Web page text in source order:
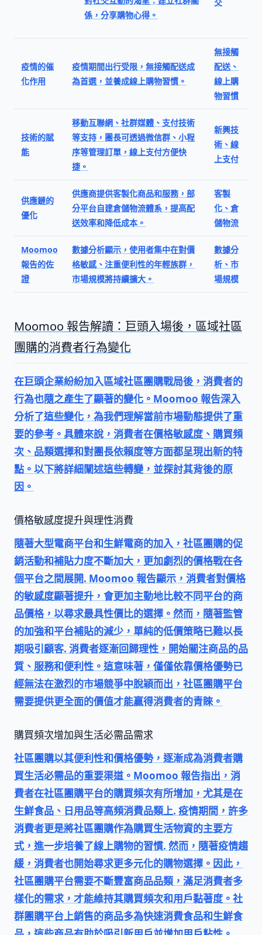
係，分享購物心得。
疫情的催
化作用
疫情期間出行受限，無接觸配送成
為首選，並養成線上購物習慣。
無接觸
配送、
線上購
物習慣
技術的賦
能
移動互聯網、社群媒體、支付技術
等支持，團長可透過微信群、小程
序等管理訂單，線上支付方便快
捷。
新興技
術、線
上支付
供應鏈的
優化
供應商提供客製化商品和服務，部
分平台自建倉儲物流體系，提高配
送效率和降低成本。
客製
化、倉
儲物流
Moomoo
報告的佐
證
數據分析顯示，使用者集中在對價
格敏感、注重便利性的年輕族群，
市場規模將持續擴大。
數據分
析、市
場規模
Moomoo 報告解讀：巨頭入場後，區域社區
團購的消費者行為變化
在巨頭企業紛紛加入區域社區團購戰局後，消費者的
行為也隨之產生了顯著的變化。Moomoo 報告深入
分析了這些變化，為我們理解當前市場動態提供了重
要的參考。具體來說，消費者在價格敏感度 、 購買頻
次 、 品類選擇和對團長依賴度等方面都呈現出新的特
點。以下將詳細闡述這些轉變，並探討其背後的原
因。
價格敏感度提升與理性消費
隨著大型電商平台和生鮮電商的加入，社區團購的促
銷活動和補貼力度不斷加大，更加劇烈的價格戰在各
個平台之間展開. Moomoo 報告顯示，消費者對價格
的敏感度顯著提升，會更加主動地比較不同平台的商
品價格，以尋求最具性價比的選擇。然而，隨著監管
的加強和平台補貼的減少，單純的低價策略已難以長
期吸引顧客. 消費者逐漸回歸理性，開始關注商品的品
質 、 服務和便利性 。這意味著，僅僅依靠價格優勢已
經無法在激烈的市場競爭中脫穎而出，社區團購平台
需要提供更全面的價值才能贏得消費者的青睞。
購買頻次增加與生活必需品需求
社區團購以其便利性和價格優勢，逐漸成為消費者購
買生活必需品的重要渠道。Moomoo 報告指出，消
費者在社區團購平台的購買頻次有所增加，尤其是在
生鮮食品 、 日用品等高頻消費品類上. 疫情期間，許多
消費者更是將社區團購作為購買生活物資的主要方
式，進一步培養了線上購物的習慣. 然而，隨著疫情趨
緩，消費者也開始尋求更多元化的購物選擇。因此，
社區團購平台需要不斷豐富商品品類，滿足消費者多
樣化的需求，才能維持其購買頻次和用戶黏著度。社
群團購平台上銷售的商品多為快速消費食品和生鮮食